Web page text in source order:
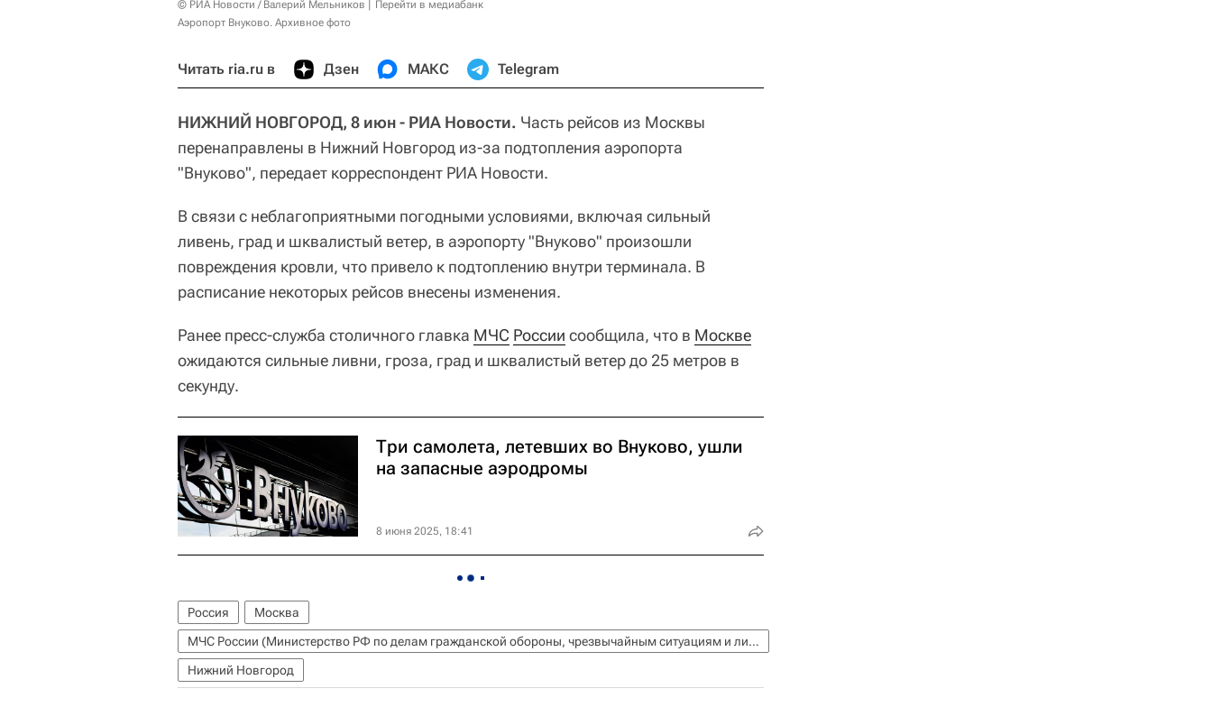
© РИА Новости / Валерий Мельников
Перейти в медиабанк
Аэропорт Внуково. Архивное фото
Читать ria.ru в Дзен МАКС Telegram
НИЖНИЙ НОВГОРОД, 8 июн - РИА Новости. Часть рейсов из Москвы
перенаправлены в Нижний Новгород из-за подтопления аэропорта
"Внуково", передает корреспондент РИА Новости.
В связи с неблагоприятными погодными условиями, включая сильный
ливень, град и шквалистый ветер, в аэропорту "Внуково" произошли
повреждения кровли, что привело к подтоплению внутри терминала. В
расписание некоторых рейсов внесены изменения.
Ранее пресс-служба столичного главка МЧС России сообщила, что в Москве
ожидаются сильные ливни, гроза, град и шквалистый ветер до 25 метров в
секунду.
Три самолета, летевших во Внуково, ушли
на запасные аэродромы
8 июня 2025, 18:41
Россия
Москва
МЧС России (Министерство РФ по делам гражданской обороны, чрезвычайным ситуациям и ликвидации последствий стихийных бедствий)
Нижний Новгород